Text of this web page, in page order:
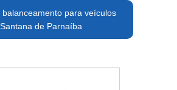
balanceamento para veículos
Santana de Parnaíba